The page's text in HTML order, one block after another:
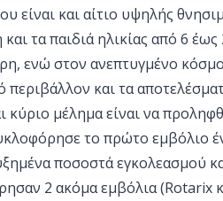
είναι και αίτιο υψηλής
τα παιδιά ηλικίας από 6 έως
ενώ στον ανεπτυγμένο
και τα
κύριο μέλημα είναι να
το πρώτο εμβόλιο
ποσοστά εγκολεασμού
2 ακόμα εμβόλια (Rotarix